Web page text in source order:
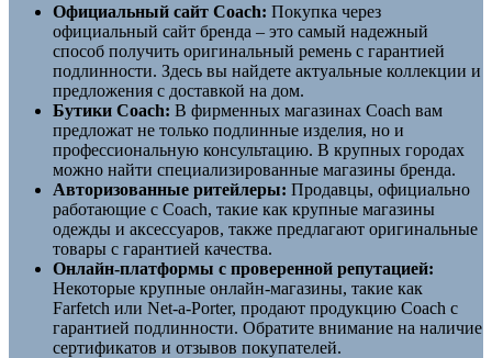
Официальный сайт Coach: Покупка через
официальный сайт бренда – это самый надежный
способ получить оригинальный ремень с гарантией
подлинности. Здесь вы найдете актуальные коллекции и
предложения с доставкой на дом.
Бутики Coach: В фирменных магазинах Coach вам
предложат не только подлинные изделия, но и
профессиональную консультацию. В крупных городах
можно найти специализированные магазины бренда.
Авторизованные ритейлеры: Продавцы, официально
работающие с Coach, такие как крупные магазины
одежды и аксессуаров, также предлагают оригинальные
товары с гарантией качества.
Онлайн-платформы с проверенной репутацией:
Некоторые крупные онлайн-магазины, такие как
Farfetch или Net-a-Porter, продают продукцию Coach с
гарантией подлинности. Обратите внимание на наличие
сертификатов и отзывов покупателей.